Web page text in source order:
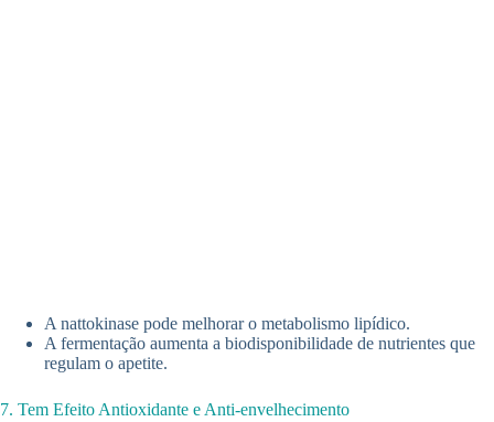
A nattokinase pode melhorar o metabolismo lipídico.
A fermentação aumenta a biodisponibilidade de nutrientes que
regulam o apetite.
7. Tem Efeito Antioxidante e Anti-envelhecimento